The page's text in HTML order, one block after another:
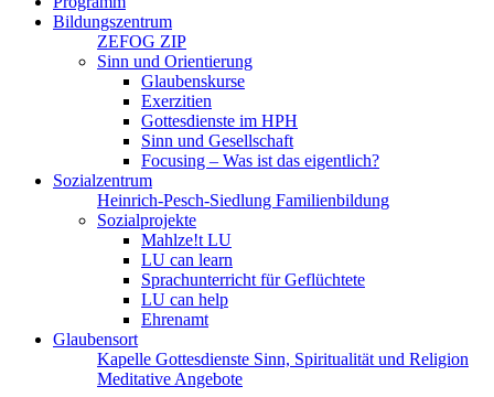
Bildungszentrum
ZEFOG ZIP
Sinn und Orientierung
Glaubenskurse
Exerzitien
Gottesdienste im HPH
Sinn und Gesellschaft
Focusing – Was ist das eigentlich?
Sozialzentrum
Heinrich-Pesch-Siedlung Familienbildung
Sozialprojekte
Mahlze!t LU
LU can learn
Sprachunterricht für Geflüchtete
LU can help
Ehrenamt
Glaubensort
Kapelle Gottesdienste Sinn, Spiritualität und Religion
Meditative Angebote